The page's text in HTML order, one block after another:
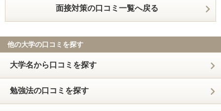
面接対策の口コミ一覧へ戻る
他の大学の口コミを探す
大学名から口コミを探す
勉強法の口コミを探す